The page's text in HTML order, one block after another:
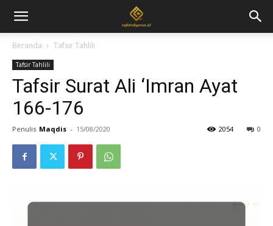
Beranda Tafsir Tahlili
Tafsir Tahlili
Tafsir Surat Ali ‘Imran Ayat
166-176
Penulis Maqdis - 15/08/2020 0
2054